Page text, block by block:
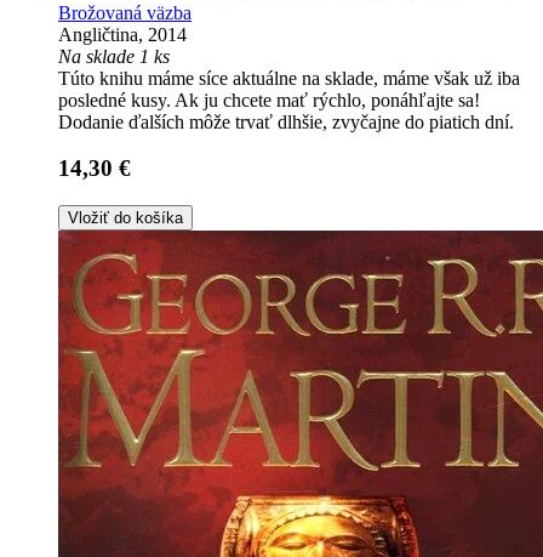
Brožovaná väzba
Angličtina, 2014
Na sklade 1 ks
Túto knihu máme síce aktuálne na sklade, máme však už iba
posledné kusy. Ak ju chcete mať rýchlo, ponáhľajte sa!
Dodanie ďalších môže trvať dlhšie, zvyčajne do piatich dní.
14,30 €
Vložiť do košíka